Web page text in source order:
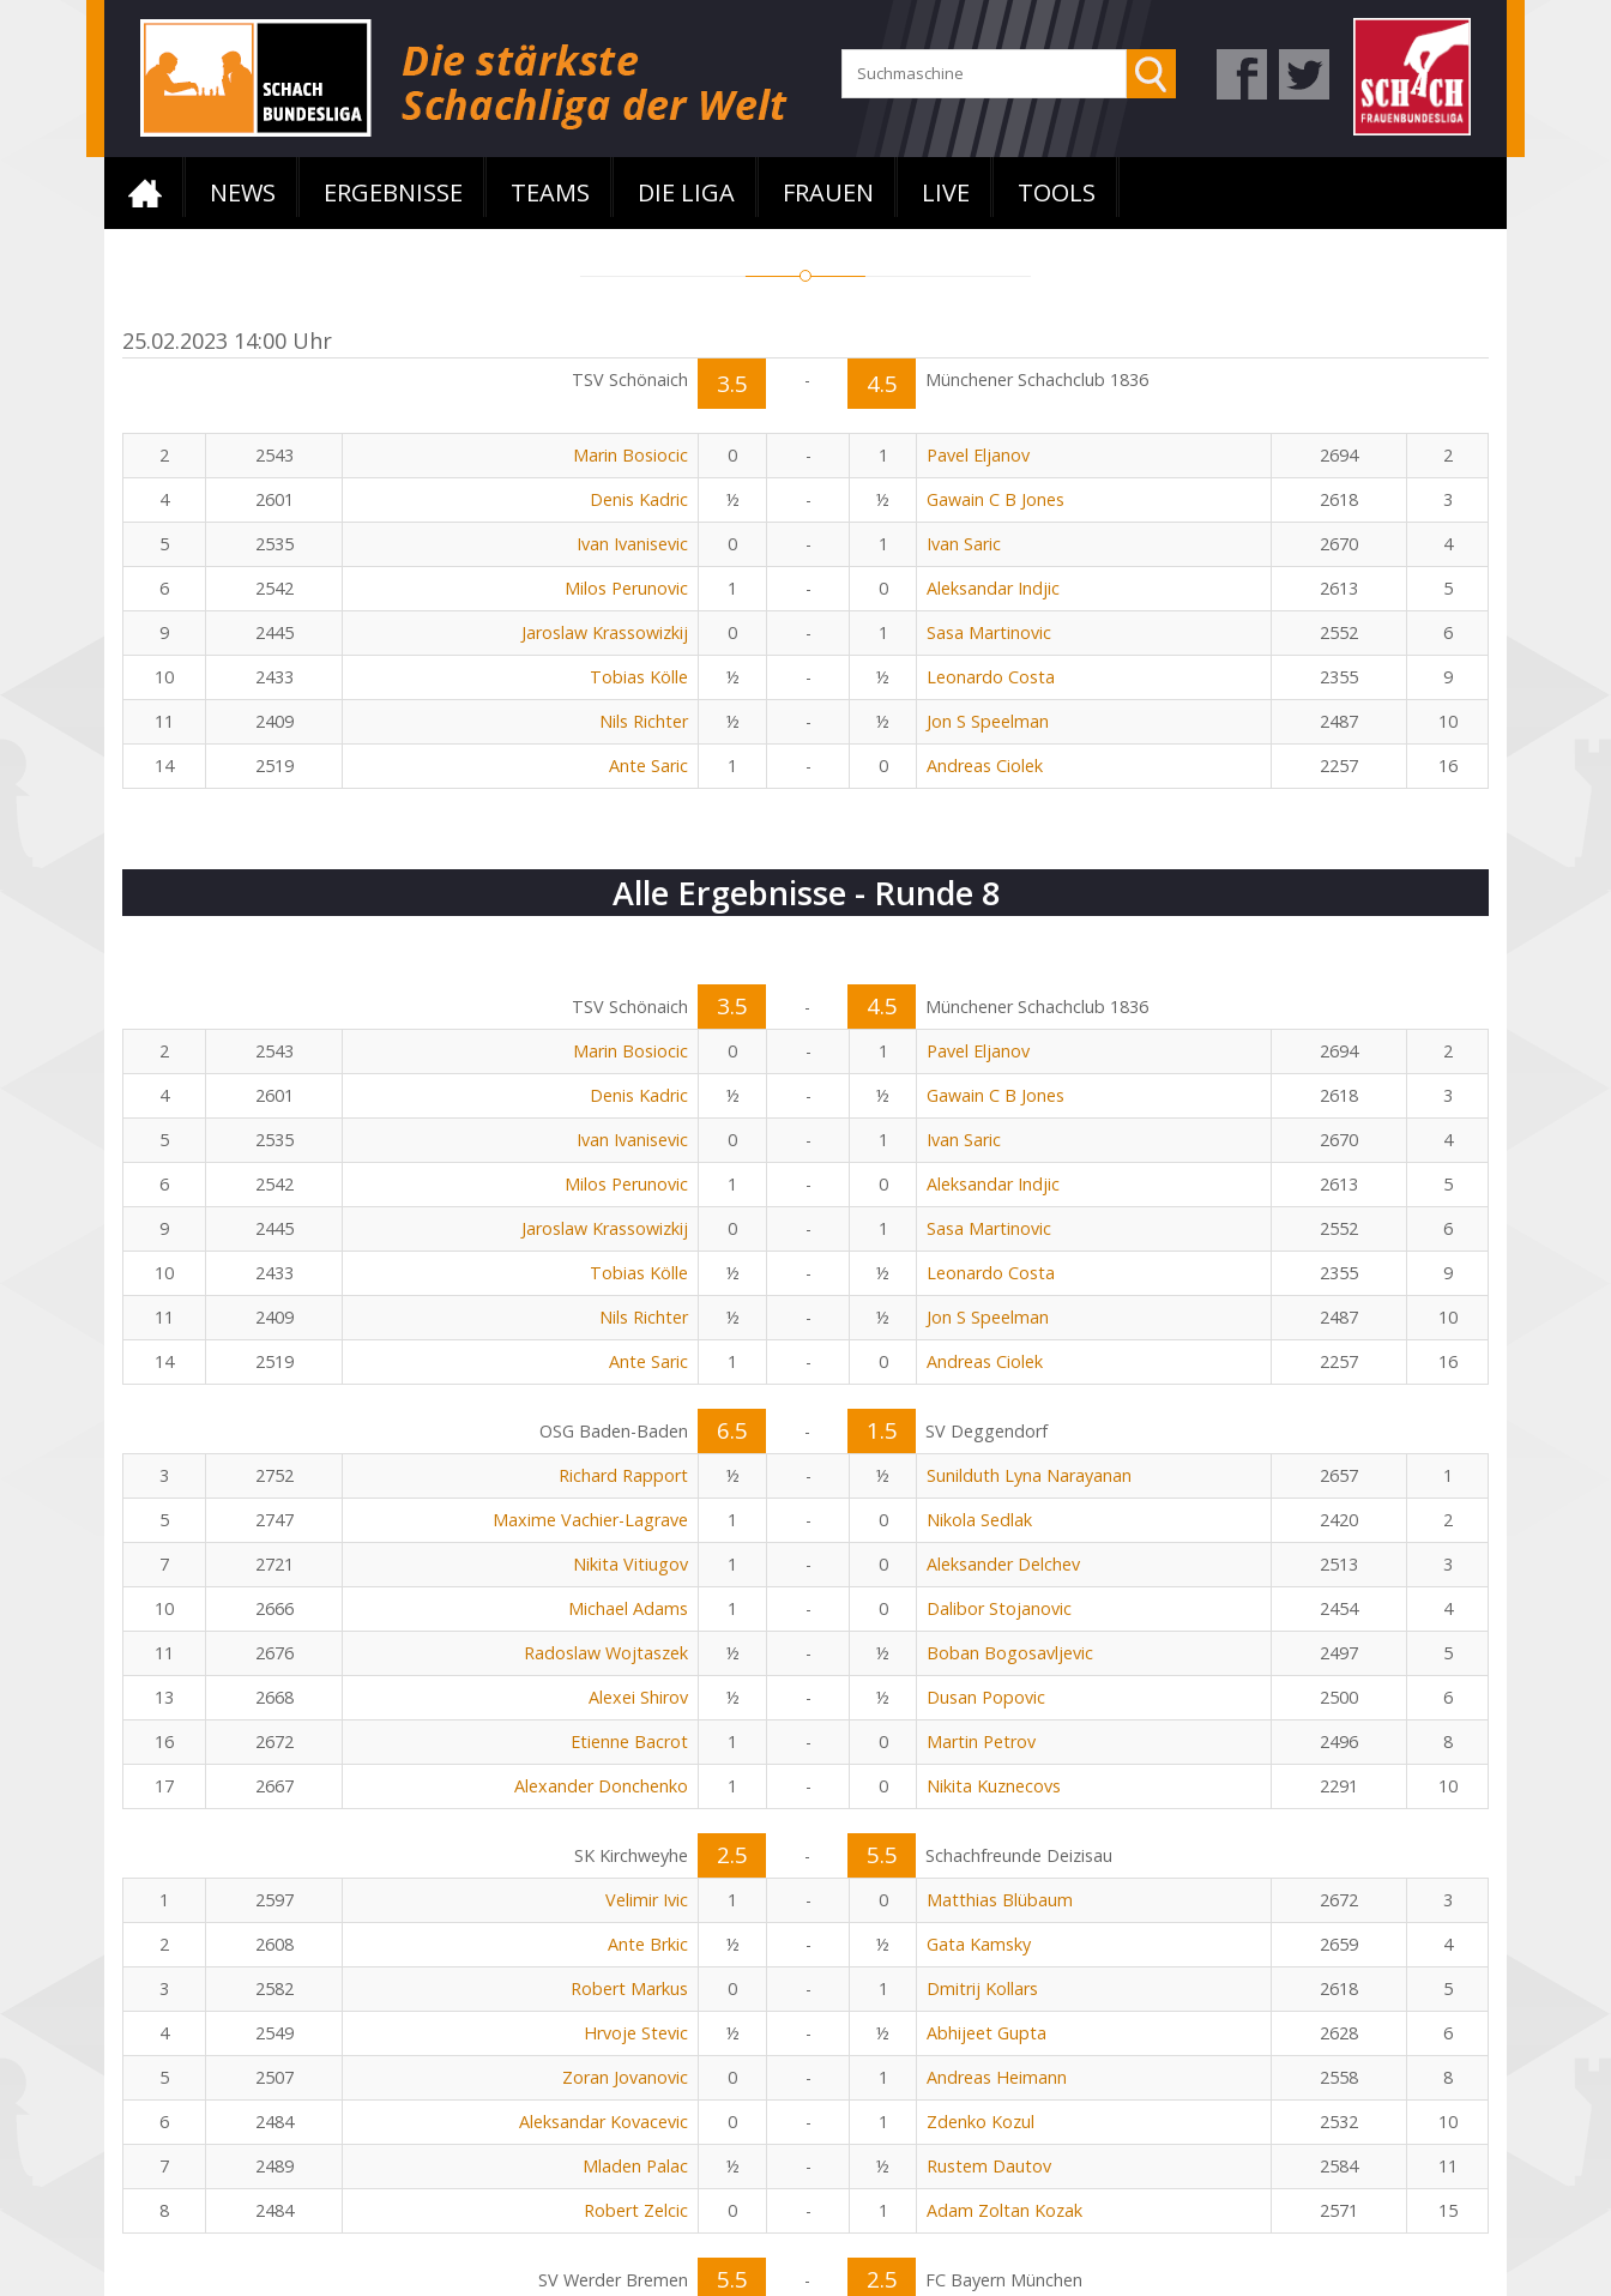
NEWS ERGEBNISSE TEAMS DIE LIGA FRAUEN LIVE TOOLS
25.02.2023 14:00 Uhr
TSV Schönaich 3.5 - 4.5 Münchener Schachclub 1836
2 2543 Marin Bosiocic 0 - 1 Pavel Eljanov 2694
2
4
2601 Denis Kadric ½ - ½ Gawain C B Jones 2618
3
5
2535 Ivan Ivanisevic 0 - 1 Ivan Saric 2670
4
6
2542 Milos Perunovic 1 - 0 Aleksandar Indjic 2613
5
9
2445 Jaroslaw Krassowizkij 0 - 1 Sasa Martinovic 2552
6
10
2433 Tobias Kölle ½ - ½ Leonardo Costa 2355
9
11
2409 Nils Richter ½ - ½ Jon S Speelman 2487
10
14
2519 Ante Saric 1 - 0 Andreas Ciolek 2257 16
Alle Ergebnisse - Runde 8
TSV Schönaich 3.5 - 4.5
Münchener Schachclub 1836
2
2543 Marin Bosiocic 0 - 1 Pavel Eljanov 2694
2
4
2601 Denis Kadric ½ - ½ Gawain C B Jones 2618
3
5
2535 Ivan Ivanisevic 0 - 1 Ivan Saric 2670
4
6
2542 Milos Perunovic 1 - 0 Aleksandar Indjic 2613
5
9
2445 Jaroslaw Krassowizkij 0 - 1 Sasa Martinovic 2552
6
10
2433 Tobias Kölle ½ - ½ Leonardo Costa 2355
9
11
2409 Nils Richter ½ - ½ Jon S Speelman 2487
10
14
2519 Ante Saric 1 - 0 Andreas Ciolek 2257 16
OSG Baden-Baden 6.5 - 1.5
SV Deggendorf
3
2752 Richard Rapport ½ - ½ Sunilduth Lyna Narayanan 2657
1
5
2747 Maxime Vachier-Lagrave 1 - 0 Nikola Sedlak 2420
2
7
2721 Nikita Vitiugov 1 - 0 Aleksander Delchev 2513
3
10
2666 Michael Adams 1 - 0 Dalibor Stojanovic 2454
4
11
2676 Radoslaw Wojtaszek ½ - ½ Boban Bogosavljevic 2497
5
13
2668 Alexei Shirov ½ - ½ Dusan Popovic 2500
6
16
2672 Etienne Bacrot 1 - 0 Martin Petrov 2496
8
17
2667 Alexander Donchenko 1 - 0 Nikita Kuznecovs 2291 10
SK Kirchweyhe 2.5 - 5.5
Schachfreunde Deizisau
1
2597 Velimir Ivic 1 - 0 Matthias Blübaum 2672
3
2
2608 Ante Brkic ½ - ½ Gata Kamsky 2659
4
3
2582 Robert Markus 0 - 1 Dmitrij Kollars 2618
5
4
2549 Hrvoje Stevic ½ - ½ Abhijeet Gupta 2628
6
5
2507 Zoran Jovanovic 0 - 1 Andreas Heimann 2558
8
6
2484 Aleksandar Kovacevic 0 - 1 Zdenko Kozul 2532
10
7
2489 Mladen Palac ½ - ½ Rustem Dautov 2584
11
8
2484 Robert Zelcic 0 - 1 Adam Zoltan Kozak 2571 15
SV Werder Bremen 5.5 - 2.5
FC Bayern München